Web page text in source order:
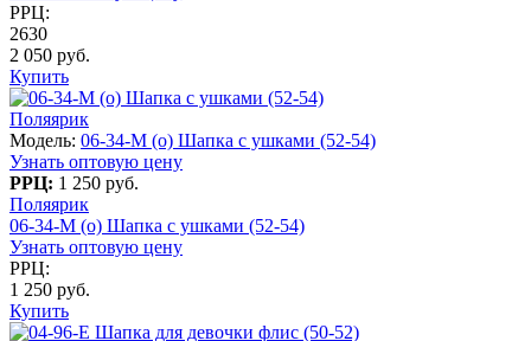
РРЦ:
2630
2 050 руб.
Купить
Поляярик
Модель: 06-34-M (о) Шапка с ушками (52-54)
Узнать оптовую цену
РРЦ: 1 250 руб.
Поляярик
06-34-M (о) Шапка с ушками (52-54)
Узнать оптовую цену
РРЦ:
1 250 руб.
Купить